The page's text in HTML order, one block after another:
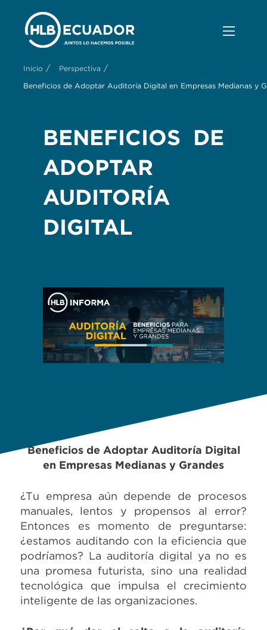
Inicio / Perspectiva /
Beneficios de Adoptar Auditoría Digital en Empresas Medianas y
BENEFICIOS DE
ADOPTAR
AUDITORÍA
DIGITAL
Beneficios de Adoptar Auditoría Digital
en Empresas Medianas y Grandes
¿Tu empresa aún depende de procesos
manuales, lentos y propensos al error?
Entonces es momento de preguntarse:
¿estamos auditando con la eficiencia que
podríamos? La auditoría digital ya no es
una promesa futurista, sino una realidad
tecnológica que impulsa el crecimiento
inteligente de las organizaciones.